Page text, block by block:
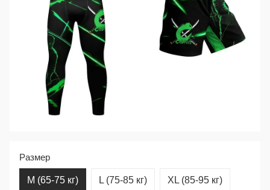
Размер
M (65-75 кг) L (75-85 кг) XL (85-95 кг)